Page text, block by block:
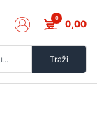
Traži
0 0,00